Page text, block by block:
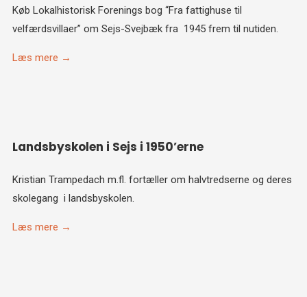
Køb Lokalhistorisk Forenings bog “Fra fattighuse til
velfærdsvillaer” om Sejs-Svejbæk fra 1945 frem til nutiden.
Læs mere →
Landsbyskolen i Sejs i 1950’erne
Kristian Trampedach m.fl. fortæller om halvtredserne og deres
skolegang i landsbyskolen.
Læs mere →